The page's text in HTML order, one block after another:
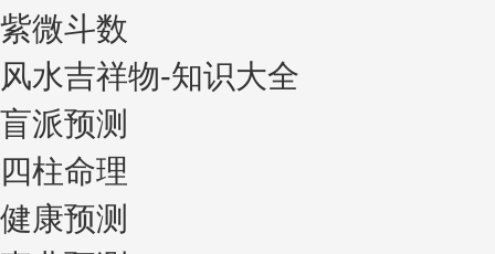
紫微斗数
风水吉祥物-知识大全
盲派预测
四柱命理
健康预测